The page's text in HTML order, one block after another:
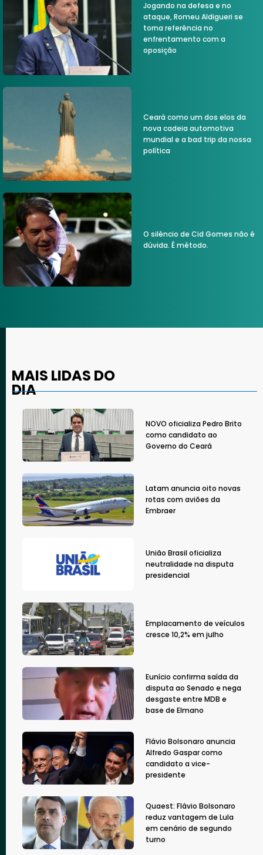
Jogando na defesa e no
ataque, Romeu Aldigueri se
torna referência no
enfrentamento com a
oposição
Ceará como um dos elos da
nova cadeia automotiva
mundial e a bad trip da nossa
política
O silêncio de Cid Gomes não é
dúvida. É método.
MAIS LIDAS DO
DIA
NOVO oficializa Pedro Brito
como candidato ao
Governo do Ceará
Latam anuncia oito novas
rotas com aviões da
Embraer
União Brasil oficializa
neutralidade na disputa
presidencial
Emplacamento de veículos
cresce 10,2% em julho
Eunício confirma saída da
disputa ao Senado e nega
desgaste entre MDB e
base de Elmano
Flávio Bolsonaro anuncia
Alfredo Gaspar como
candidato a vice-
presidente
Quaest: Flávio Bolsonaro
reduz vantagem de Lula
em cenário de segundo
turno